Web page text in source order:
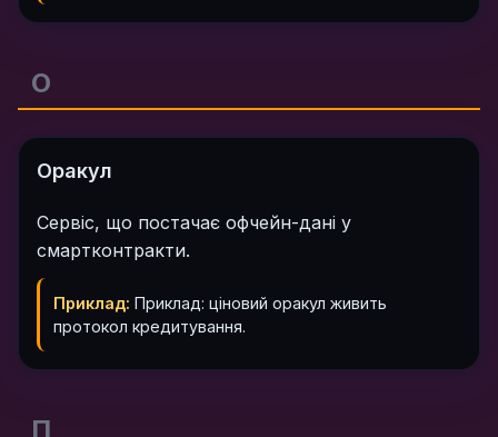
О
Оракул
Сервіс, що постачає офчейн-дані у
смартконтракти.
Приклад: Приклад: ціновий оракул живить
протокол кредитування.
П